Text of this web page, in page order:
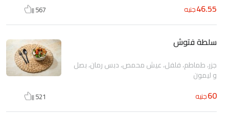
46.55جنيه 567
سلطة فتوش
جزر، طماطم، فلفل، عيش محمص، دبس رمان، بصل
و ليمون
60جنيه 521